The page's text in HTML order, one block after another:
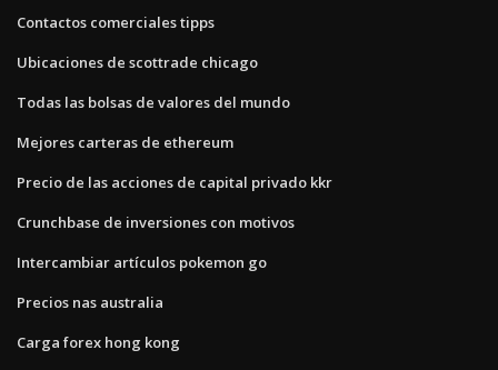
Contactos comerciales tipps
Ubicaciones de scottrade chicago
Todas las bolsas de valores del mundo
Mejores carteras de ethereum
Precio de las acciones de capital privado kkr
Crunchbase de inversiones con motivos
Intercambiar artículos pokemon go
Precios nas australia
Carga forex hong kong